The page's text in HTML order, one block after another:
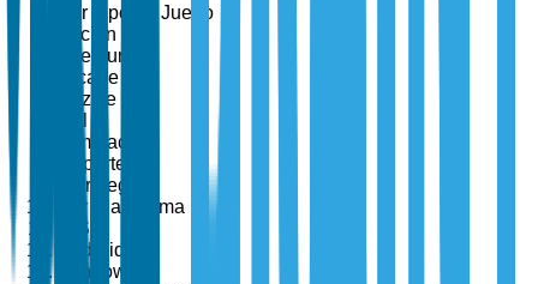
Por Tipo de Juego
Acción
Aventura
Arcade
Puzzle
Rol
Simulación
Deportes
Estrategia
Por Plataforma
iOS
Android
Windows